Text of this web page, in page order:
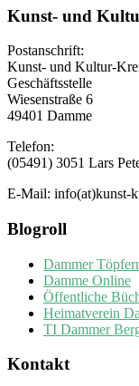
Kunst- und
Postanschrift:
Kunst- und Kultur-
Geschäftsstelle
Wiesenstraße 6
49401 Damme
Telefon:
(05491) 3051 Lars
E-Mail: info(at)kunst-
Blogroll
Dammer
Damme Online
Öffentliche
Heimatverein
TI Dammer
Kontakt